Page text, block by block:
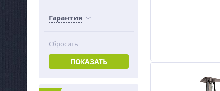
Гарантия
Сбросить
ПОКАЗАТЬ